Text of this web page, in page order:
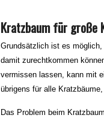
Kratzbaum für große
Grundsätzlich ist es
damit zurechtkommen
vermissen lassen, kann mit
übrigens für alle
Das Problem beim